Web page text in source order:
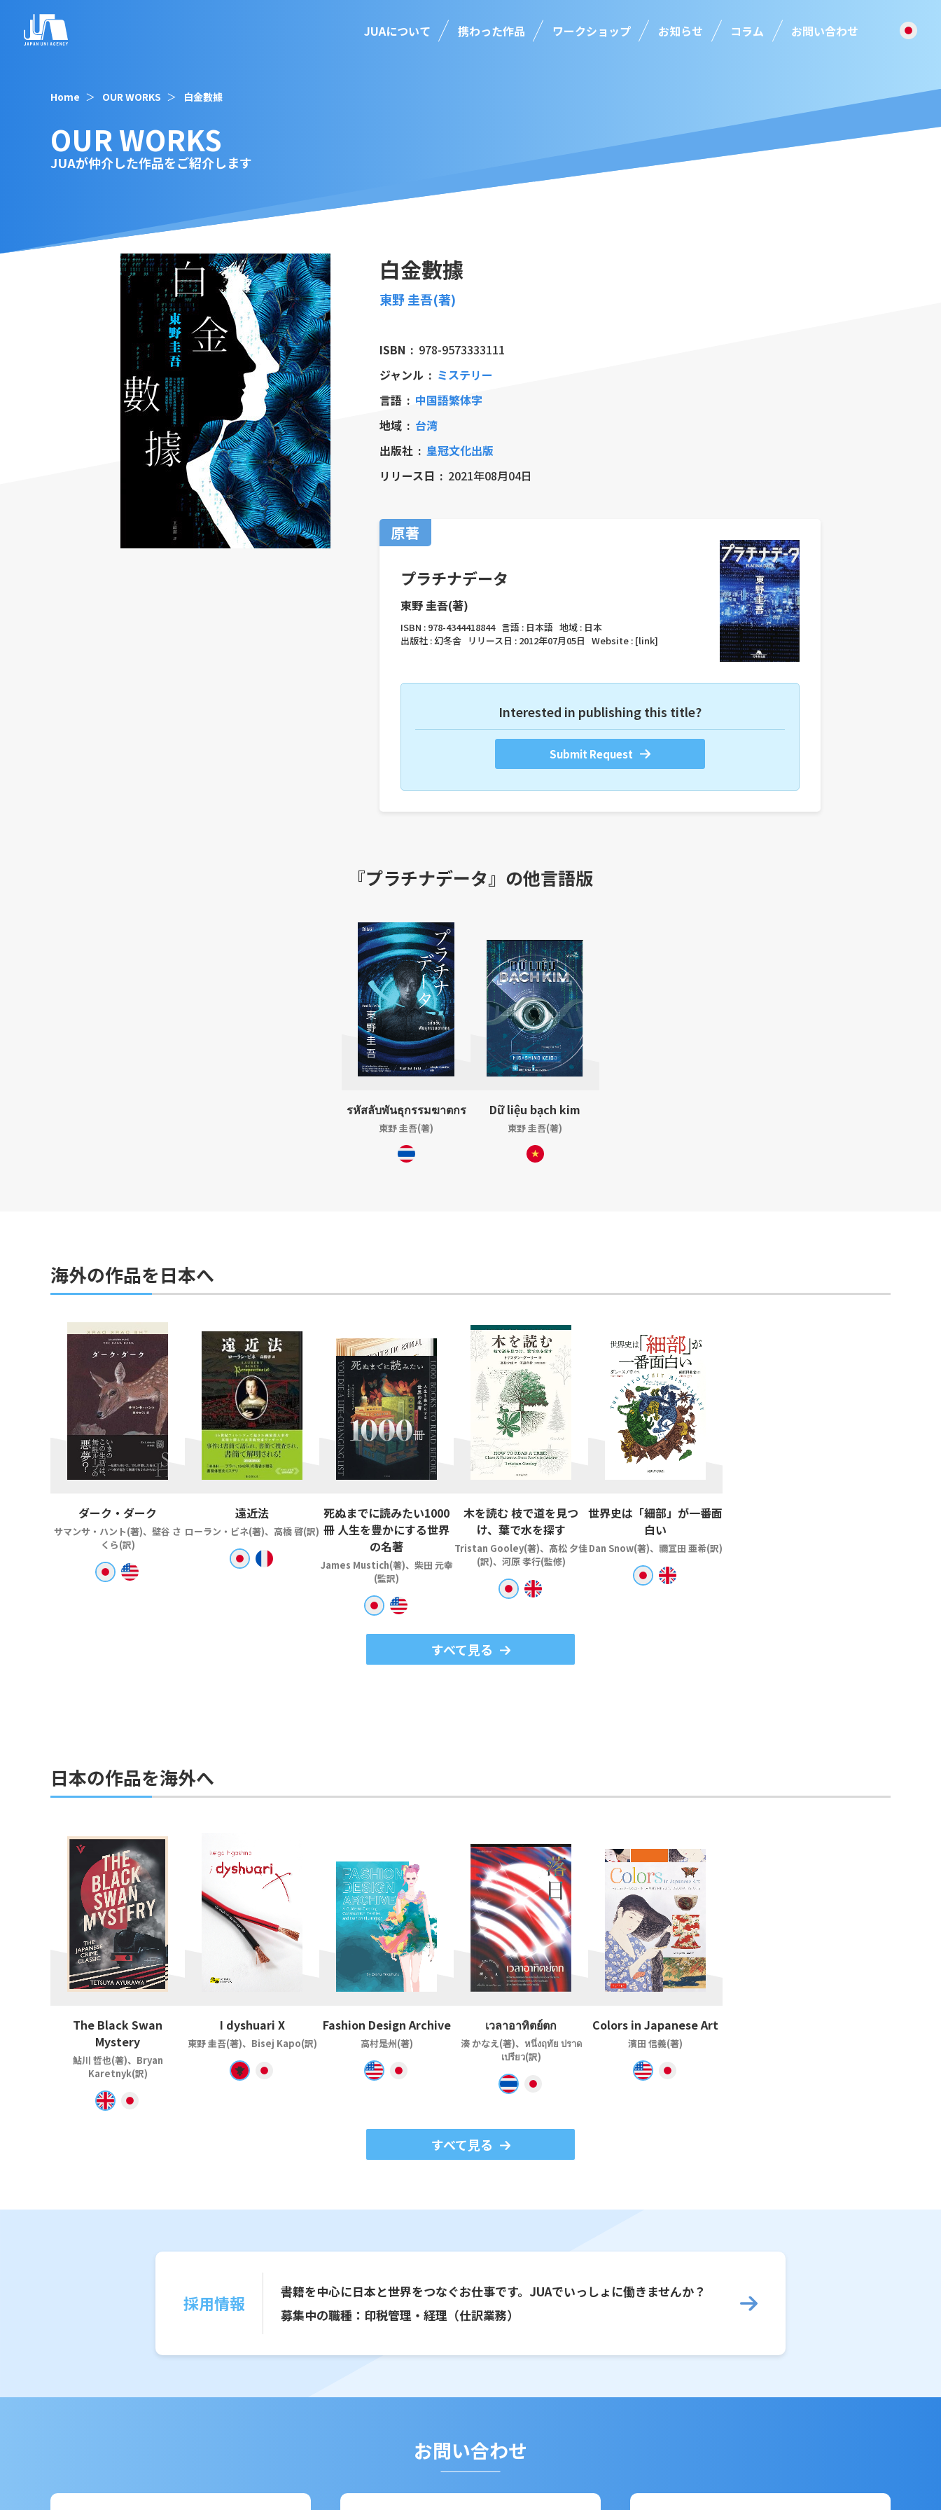
JUAについて 携わった作品 ワークショップ お知らせ コラム お問い合わせ
Home OUR WORKS 白金數據
OUR WORKS
JUAが仲介した作品をご紹介します
白金數據
東野 圭吾(著)
ISBN
978-9573333111
ジャンル
ミステリー
言語
中国語繁体字
地域
台湾
出版社
皇冠文化出版
リリース日
2021年08月04日
原著
プラチナデータ
東野 圭吾(著)
ISBN : 978-4344418844 言語 : 日本語 地域 : 日本
出版社 :幻冬舎 リリース日 : 2012年07月05日 Website : [link]
Interested in publishing this title?
Submit Request
『プラチナデータ』の他言語版
รหัสลับพันธุกรรมฆาตกร
東野 圭吾(著)
Dữ liệu bạch kim
東野 圭吾(著)
海外の作品を日本へ
ダーク・ダーク
サマンサ・ハント(著)、壁谷 さ
くら(訳)
遠近法
ローラン・ビネ(著)、高橋 啓(訳)
死ぬまでに読みたい1000
冊 人生を豊かにする世界
の名著
James Mustich(著)、柴田 元幸
(監訳)
木を読む 枝で道を見つ
け、葉で水を探す
Tristan Gooley(著)、髙松 夕佳
(訳)、河原 孝行(監修)
世界史は「細部」が一番面
白い
Dan Snow(著)、禰冝田 亜希(訳)
すべて見る
日本の作品を海外へ
The Black Swan
Mystery
鮎川 哲也(著)、Bryan
Karetnyk(訳)
I dyshuari X
東野 圭吾(著)、Bisej Kapo(訳)
Fashion Design Archive
高村是州(著)
เวลาอาทิตย์ตก
湊 かなえ(著)、หนึ่งฤทัย ปราด
เปรียว(訳)
Colors in Japanese Art
濱田 信義(著)
すべて見る
採用情報
書籍を中心に日本と世界をつなぐお仕事です。JUAでいっしょに働きませんか？
募集中の職種：印税管理・経理（仕訳業務）
お問い合わせ